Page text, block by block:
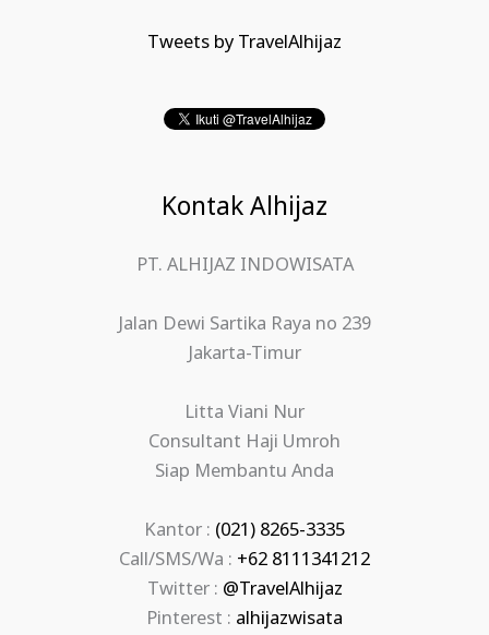
Tweets by TravelAlhijaz
Kontak Alhijaz
PT. ALHIJAZ INDOWISATA
Jalan Dewi Sartika Raya no 239
Jakarta-Timur
Litta Viani Nur
Consultant Haji Umroh
Siap Membantu Anda
Kantor : (021) 8265-3335
Call/SMS/Wa : +62 8111341212
Twitter : @TravelAlhijaz
Pinterest : alhijazwisata